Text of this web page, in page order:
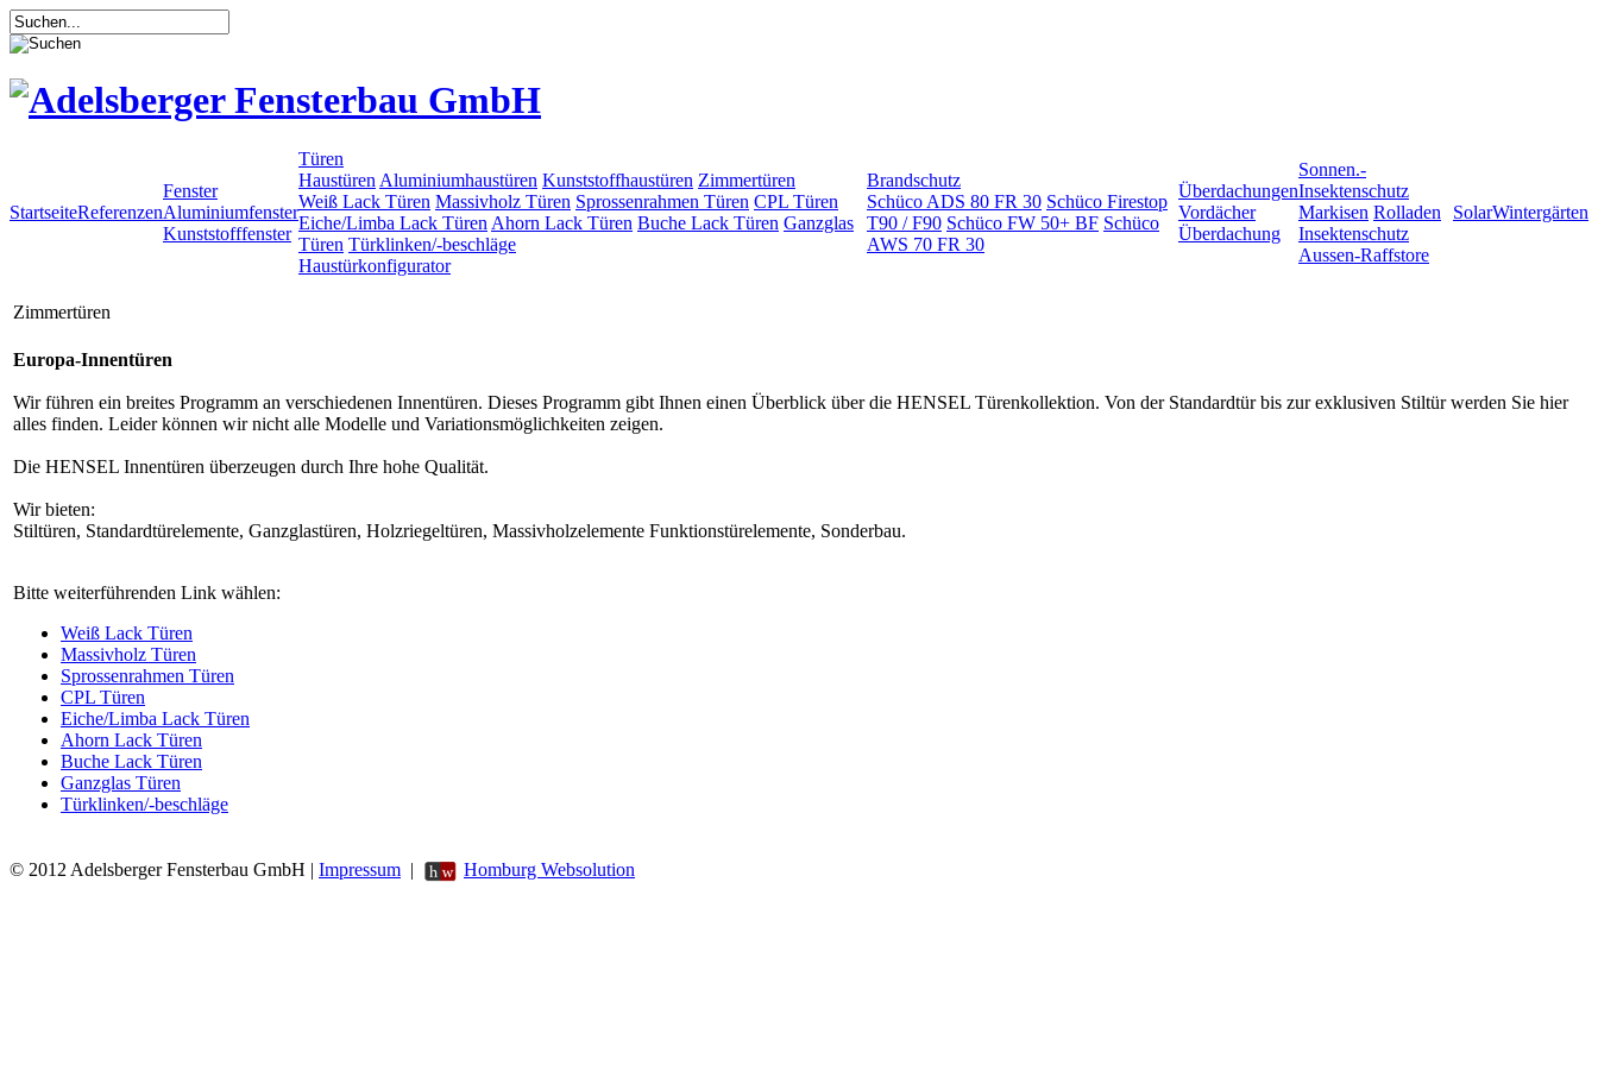
StartseiteReferenzen
Fenster
Aluminiumfenster
Kunststofffenster
Türen
Haustüren Aluminiumhaustüren Kunststoffhaustüren Zimmertüren
Weiß Lack Türen Massivholz Türen Sprossenrahmen Türen CPL Türen
Eiche/Limba Lack Türen Ahorn Lack Türen Buche Lack Türen Ganzglas
Türen Türklinken/-beschläge
Haustürkonfigurator
Brandschutz
Schüco ADS 80 FR 30 Schüco Firestop
T90 / F90 Schüco FW 50+ BF Schüco
AWS 70 FR 30
Überdachungen
Vordächer
Überdachung
Sonnen.-
Insektenschutz
Markisen Rolladen
Insektenschutz
Aussen-Raffstore
SolarWintergärten
Zimmertüren
Europa-Innentüren
Wir führen ein breites Programm an verschiedenen Innentüren. Dieses Programm gibt Ihnen einen Überblick über die HENSEL Türenkollektion. Von der Standardtür bis zur exklusiven Stiltür werden Sie hier
alles finden. Leider können wir nicht alle Modelle und Variationsmöglichkeiten zeigen.
Die HENSEL Innentüren überzeugen durch Ihre hohe Qualität.
Wir bieten:
Stiltüren, Standardtürelemente, Ganzglastüren, Holzriegeltüren, Massivholzelemente Funktionstürelemente, Sonderbau.
Bitte weiterführenden Link wählen:
Weiß Lack Türen
Massivholz Türen
Sprossenrahmen Türen
CPL Türen
Eiche/Limba Lack Türen
Ahorn Lack Türen
Buche Lack Türen
Ganzglas Türen
Türklinken/-beschläge
© 2012 Adelsberger Fensterbau GmbH | Impressum | Homburg Websolution